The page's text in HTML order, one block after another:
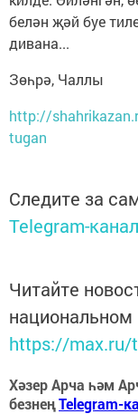
белән җәй буе
дивана...
Зөһрә, Чаллы
http://
tugan
Следите за
Telegram-
Читайте
https://max.ru/
Хәзер Арча һәм
безнеңTelegram-